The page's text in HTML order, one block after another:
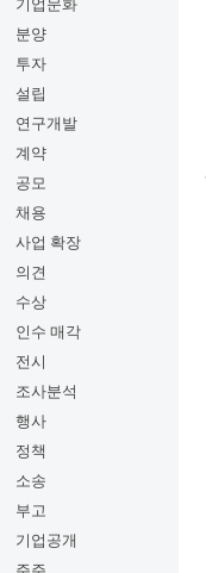
분양
투자
설립
연구개발
계약
공모
채용
사업 확장
의견
수상
인수 매각
전시
조사분석
행사
정책
소송
부고
기업공개